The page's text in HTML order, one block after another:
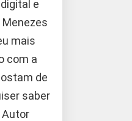
e
mais
com a
de
saber
Autor